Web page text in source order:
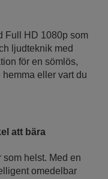
Full HD 1080p som
ljudteknik med
för en sömlös,
eller vart du
att bära
helst. Med en
omedelbar